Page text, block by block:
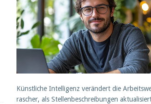
Künstliche Intelligenz verändert die
rascher, als Stellenbeschreibungen